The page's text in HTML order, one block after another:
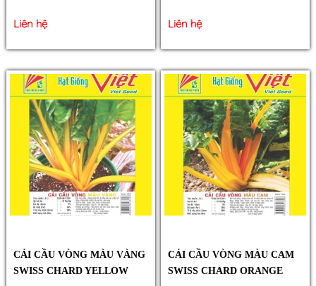
Liên hệ Liên hệ
CẢI CẦU VÒNG MÀU VÀNG
SWISS CHARD YELLOW
CẢI CẦU VÒNG MÀU CAM
SWISS CHARD ORANGE